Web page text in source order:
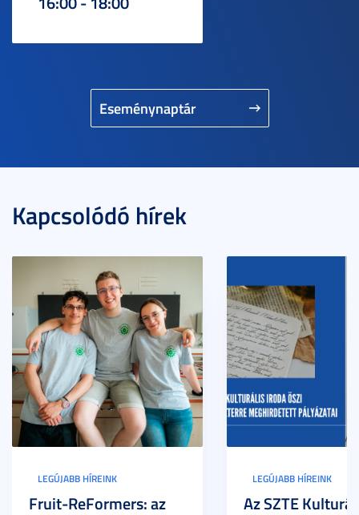
Eseménynaptár
Kapcsolódó hírek
LEGÚJABB HÍREINK
Fruit-ReFormers: az
LEGÚJABB HÍREINK
Az SZTE